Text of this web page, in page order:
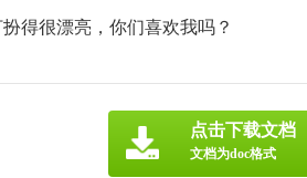
得很漂亮，你们喜欢我吗？
点击下载文档
文档为doc格式